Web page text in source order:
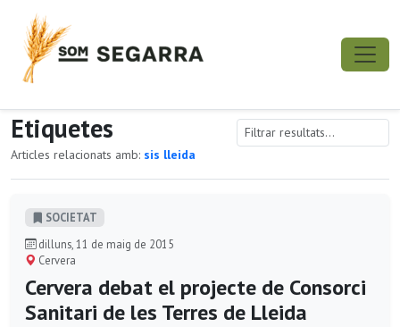
Etiquetes
Articles relacionats amb: sis lleida
SOCIETAT
dilluns, 11 de maig de 2015
Cervera
Cervera debat el projecte de Consorci
Sanitari de les Terres de Lleida